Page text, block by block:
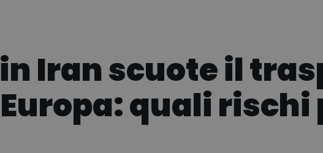
Iran scuote il
quali rischi